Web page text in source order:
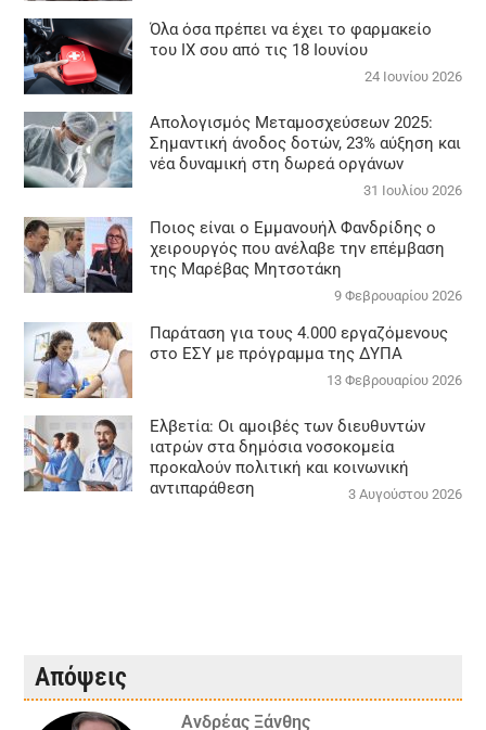
Όλα όσα πρέπει να έχει το φαρμακείο
του ΙΧ σου από τις 18 Ιουνίου
24 Ιουνίου 2026
Απολογισμός Μεταμοσχεύσεων 2025:
Σημαντική άνοδος δοτών, 23% αύξηση και
νέα δυναμική στη δωρεά οργάνων
31 Ιουλίου 2026
Ποιος είναι ο Εμμανουήλ Φανδρίδης ο
χειρουργός που ανέλαβε την επέμβαση
της Μαρέβας Μητσοτάκη
9 Φεβρουαρίου 2026
Παράταση για τους 4.000 εργαζόμενους
στο ΕΣΥ με πρόγραμμα της ΔΥΠΑ
13 Φεβρουαρίου 2026
Ελβετία: Οι αμοιβές των διευθυντών
ιατρών στα δημόσια νοσοκομεία
προκαλούν πολιτική και κοινωνική
αντιπαράθεση
3 Αυγούστου 2026
Απόψεις
Ανδρέας Ξάνθης